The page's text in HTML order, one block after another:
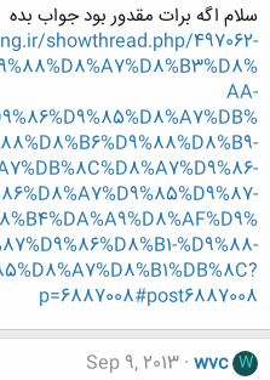
سلام اگه برات مقدور بود جواب بده
showthread.php/497062-
AA-
%D9%88-
p=6887008#post6887008
W
wvc
Sep 9, 2013